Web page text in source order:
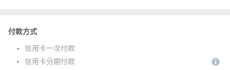
付款方式
信用卡一次付款
信用卡分期付款